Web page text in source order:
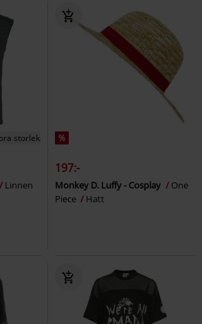
storlekar
Linnen
%
197:-
Monkey D. Luffy - Cosplay
One
Piece
Hatt